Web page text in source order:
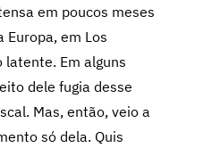
em poucos meses
Europa, em Los
latente. Em alguns
dele fugia desse
Mas, então, veio a
só dela. Quis